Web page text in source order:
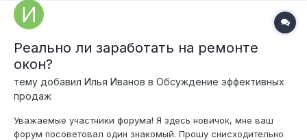
Реально ли заработать на ремонте
окон?
тему добавил Илья Иванов в Обсуждение эффективных
продаж
Уважаемые участники форума! Я здесь новичок, мне ваш
форум посоветовал один знакомый. Прошу снисходительно